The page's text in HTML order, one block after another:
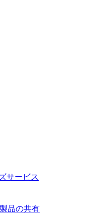
サービス
品の共有